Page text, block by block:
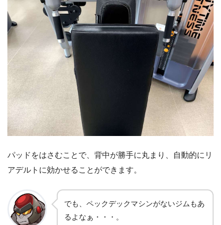
パッドをはさむことで、背中が勝手に丸まり、自動的にリ
アデルトに効かせることができます。
でも、ペックデックマシンがないジムもあ
るよなぁ・・・。